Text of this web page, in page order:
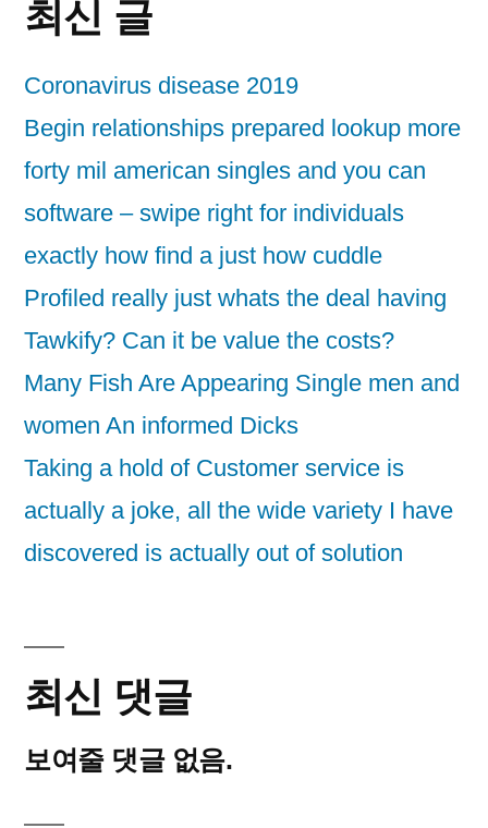
최신 글
Coronavirus disease 2019
Begin relationships prepared lookup more
forty mil american singles and you can
software – swipe right for individuals
exactly how find a just how cuddle
Profiled really just whats the deal having
Tawkify? Can it be value the costs?
Many Fish Are Appearing Single men and
women An informed Dicks
Taking a hold of Customer service is
actually a joke, all the wide variety I have
discovered is actually out of solution
최신 댓글
보여줄 댓글 없음.